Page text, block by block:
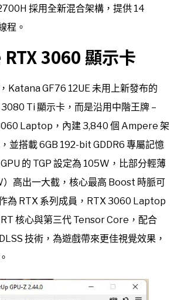
採用全新混合架構，提供 14
程。
3060 顯示卡
Katana GF76 12UE 未用上新發布的
Ti 顯示卡，而是沿用中階王牌 –
Laptop，內建 3,840 個 Ampere 架
並搭載 6GB 192-bit GDDR6 專屬記憶
的 TGP 設定為 105W，比部分輕薄
高出一大截，核心最高 Boost 時脈可
為 RTX 系列成員，RTX 3060 Laptop
核心與第三代 Tensor Core，配合
技術，為遊戲帶來更佳視覺效果，